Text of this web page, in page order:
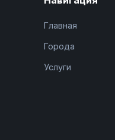
Главная
Города
Услуги